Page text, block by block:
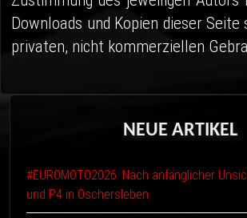
Downloads und Kopien dieser
privaten, nicht kommerziellen
NEUE ARTIKEL
#EUROMOTO2026: Nach anfänglicher
und P4 in Oschersleben